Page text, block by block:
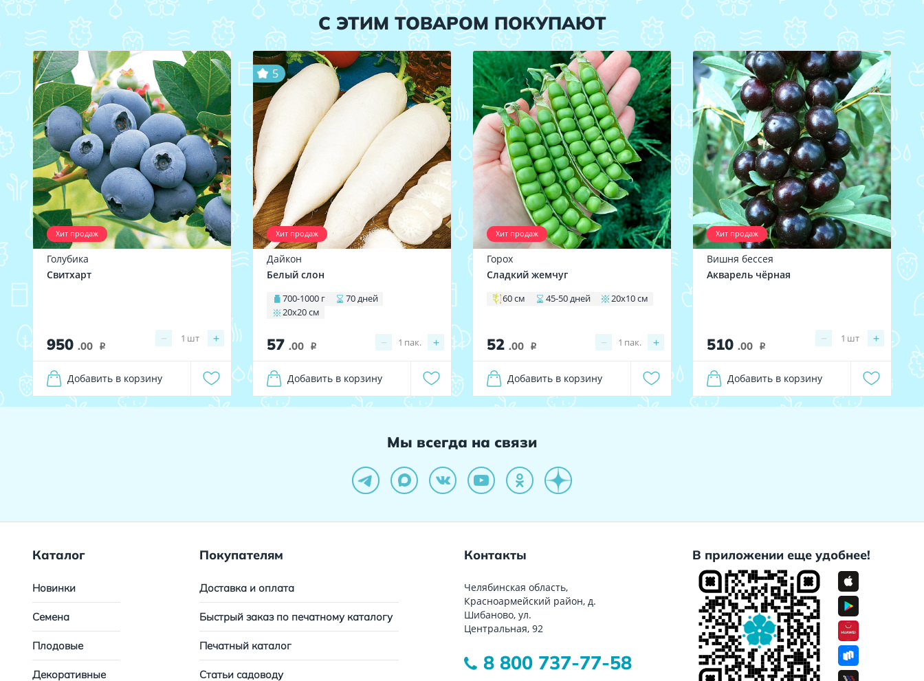
С ЭТИМ ТОВАРОМ ПОКУПАЮТ
Хит продаж
Голубика
Свитхарт
950 .00 i
− +
1 шт
Добавить в корзину
Хит продаж
5
Дайкон
Белый слон
700-1000 г
70 дней
20х20 см
57 .00 i − +
1 пак.
Добавить в корзину
Хит продаж
Горох
Сладкий жемчуг
60 см 45-50 дней 20х10 см
52 .00 i − +
1 пак.
Добавить в корзину
Хит продаж
Вишня бессея
Акварель чёрная
510 .00 i
− +
1 шт
Добавить в корзину
Мы всегда на связи
Каталог
Новинки
Семена
Плодовые
Декоративные
Покупателям
Доставка и оплата
Быстрый заказ по печатному каталогу
Печатный каталог
Статьи садоводу
Контакты
Челябинская область,
Красноармейский район, д.
Шибаново, ул.
Центральная, 92
8 800 737-77-58
В приложении еще удобнее!